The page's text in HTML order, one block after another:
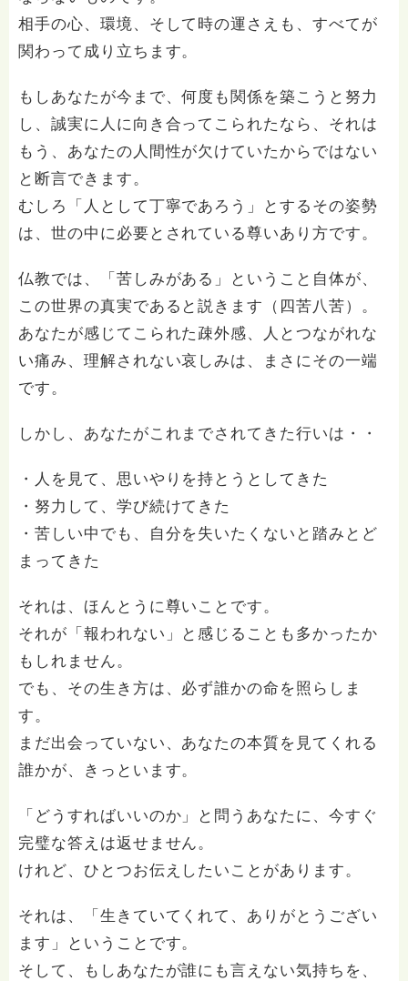
相手の心、環境、そして時の運さえも、すべてが
関わって成り立ちます。
もしあなたが今まで、何度も関係を築こうと努力
し、誠実に人に向き合ってこられたなら、それは
もう、あなたの人間性が欠けていたからではない
と断言できます。
むしろ「人として丁寧であろう」とするその姿勢
は、世の中に必要とされている尊いあり方です。
仏教では、「苦しみがある」ということ自体が、
この世界の真実であると説きます（四苦八苦）。
あなたが感じてこられた疎外感、人とつながれな
い痛み、理解されない哀しみは、まさにその一端
です。
しかし、あなたがこれまでされてきた行いは・・
・人を見て、思いやりを持とうとしてきた
・努力して、学び続けてきた
・苦しい中でも、自分を失いたくないと踏みとど
まってきた
それは、ほんとうに尊いことです。
それが「報われない」と感じることも多かったか
もしれません。
でも、その生き方は、必ず誰かの命を照らしま
す。
まだ出会っていない、あなたの本質を見てくれる
誰かが、きっといます。
「どうすればいいのか」と問うあなたに、今すぐ
完璧な答えは返せません。
けれど、ひとつお伝えしたいことがあります。
それは、「生きていてくれて、ありがとうござい
ます」ということです。
そして、もしあなたが誰にも言えない気持ちを、